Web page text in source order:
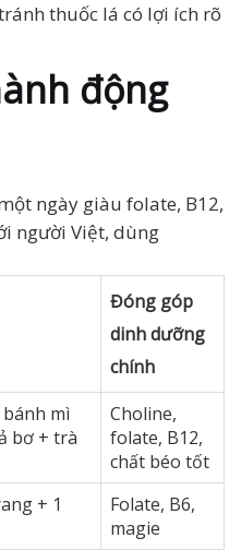
thuốc lá có lợi ích rõ
động
ngày giàu folate, B12,
người Việt, dùng
Đóng góp
dinh dưỡng
chính
mì
bơ + trà
Choline,
folate, B12,
chất béo tốt
+ 1
Folate, B6,
magie